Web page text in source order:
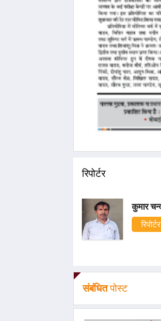
रिपोर्टर
कुमार
संबंधितपोस्ट